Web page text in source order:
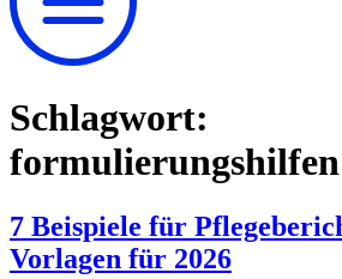
Schlagwort:
7 Beispiele für
Vorlagen für 2026